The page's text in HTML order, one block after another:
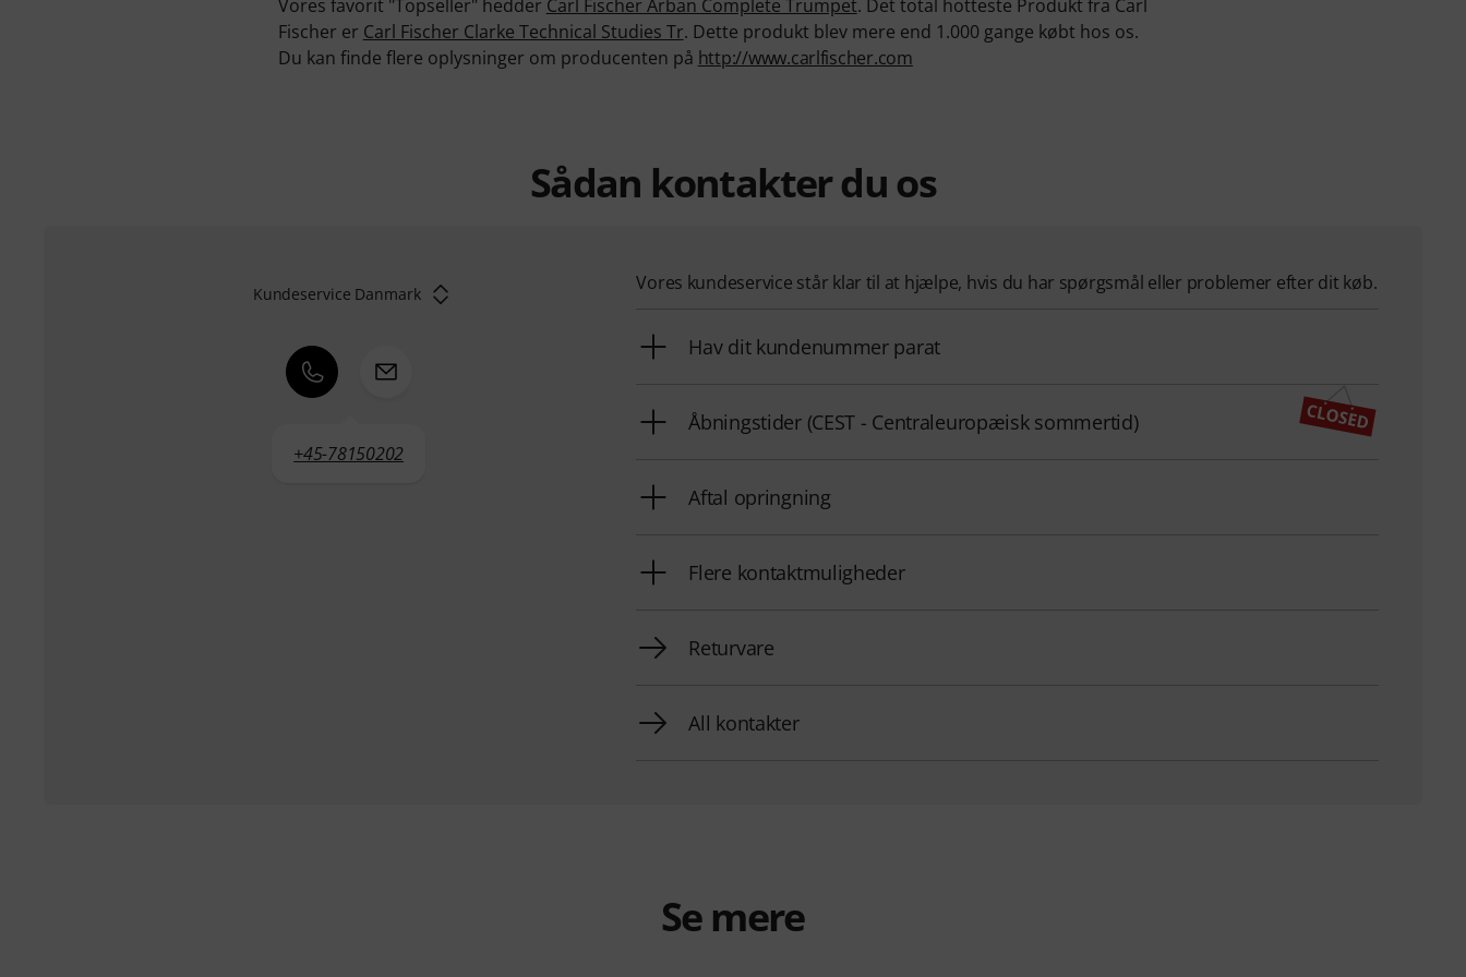
Vores favorit "Topseller" hedder Carl Fischer Arban Complete Trumpet. Det total hotteste Produkt fra Carl
Fischer er Carl Fischer Clarke Technical Studies Tr. Dette produkt blev mere end 1.000 gange købt hos os.
Du kan finde flere oplysninger om producenten på http://www.carlfischer.com
Sådan kontakter du os
Kundeservice Danmark
+45-78150202
Vores kundeservice står klar til at hjælpe, hvis du har spørgsmål eller problemer efter dit køb.
Hav dit kundenummer parat
Åbningstider (CEST - Centraleuropæisk sommertid)
Aftal opringning
Flere kontaktmuligheder
Returvare
All kontakter
Se mere